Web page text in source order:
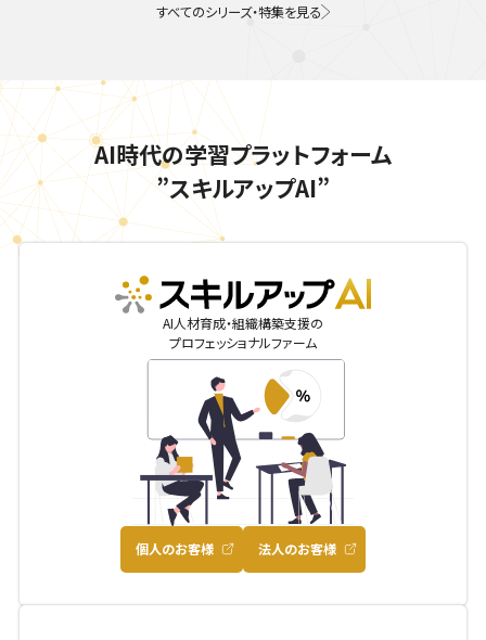
すべてのシリーズ・特集を見る
AI時代の学習プラットフォーム
”スキルアップAI”
skillupai
AI人材育成・組織構築支援の
プロフェッショナルファーム
個人のお客様 法人のお客様